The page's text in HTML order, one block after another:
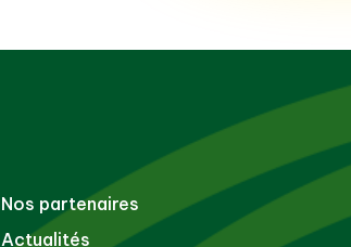
Nos partenaires
Actualités